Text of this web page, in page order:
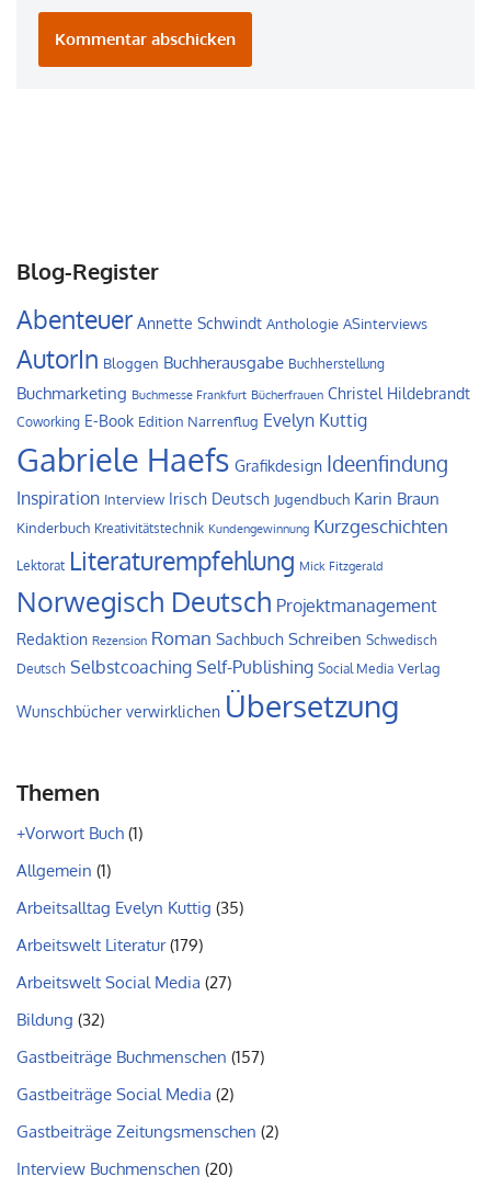
Blog-Register
Abenteuer Annette Schwindt Anthologie ASinterviews
AutorIn Bloggen Buchherausgabe Buchherstellung
Buchmarketing Buchmesse Frankfurt Bücherfrauen Christel Hildebrandt
Coworking E-Book Edition Narrenflug Evelyn Kuttig
Gabriele Haefs Grafikdesign Ideenfindung
Inspiration Interview Irisch Deutsch Jugendbuch Karin Braun
Kinderbuch Kreativitätstechnik Kundengewinnung Kurzgeschichten
Lektorat Literaturempfehlung Mick Fitzgerald
Norwegisch Deutsch Projektmanagement
Redaktion Rezension Roman Sachbuch Schreiben Schwedisch
Deutsch Selbstcoaching Self-Publishing Social Media Verlag
Wunschbücher verwirklichen Übersetzung
Themen
+Vorwort Buch (1)
Allgemein (1)
Arbeitsalltag Evelyn Kuttig (35)
Arbeitswelt Literatur(179)
Arbeitswelt Social Media (27)
Bildung (32)
Gastbeiträge Buchmenschen (157)
Gastbeiträge Social Media (2)
Gastbeiträge Zeitungsmenschen (2)
Interview Buchmenschen (20)